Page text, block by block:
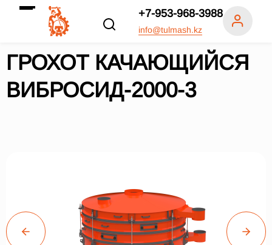
+7-953-968-3988
info@tulmash.kz
ГРОХОТ КАЧАЮЩИЙСЯ
ВИБРОСИД-2000-3